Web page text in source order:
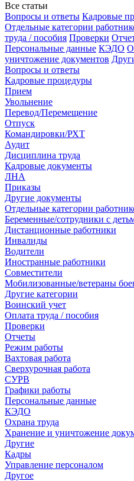
Все статьи
Вопросы и ответы Кадровые
Отдельные категории
труда / пособия Проверки
Персональные данные КЭДО
уничтожение документов
Вопросы и ответы
Кадровые процедуры
Прием
Увольнение
Перевод/Перемещение
Отпуск
Командировки/РХТ
Аудит
Дисциплина труда
Кадровые документы
ЛНА
Приказы
Другие документы
Отдельные категории
Беременные/сотрудники с
Дистанционные работники
Инвалиды
Водители
Иностранные работники
Совместители
Мобилизованные/ветераны
Другие категории
Воинский учет
Оплата труда / пособия
Проверки
Отчеты
Режим работы
Вахтовая работа
Сверхурочная работа
СУРВ
Графики работы
Персональные данные
КЭДО
Охрана труда
Хранение и уничтожение
Другие
Кадры
Управление персоналом
Другое